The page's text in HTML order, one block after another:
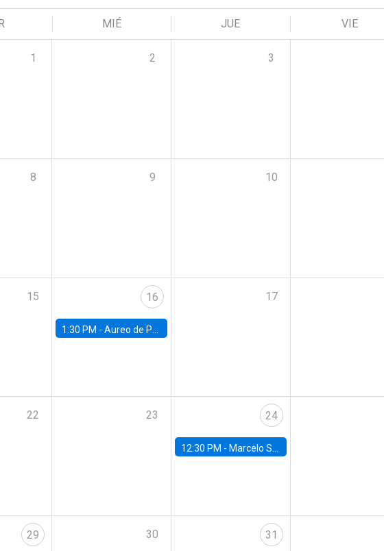
MIÉ JUE VIE
1 2 3
8 9 10
15 16
1:30 PM -Aureo de Paula, UCL
17
22 23 24
12:30 PM - Marcelo Sant'Anna, FGV - EPGE
29 30 31